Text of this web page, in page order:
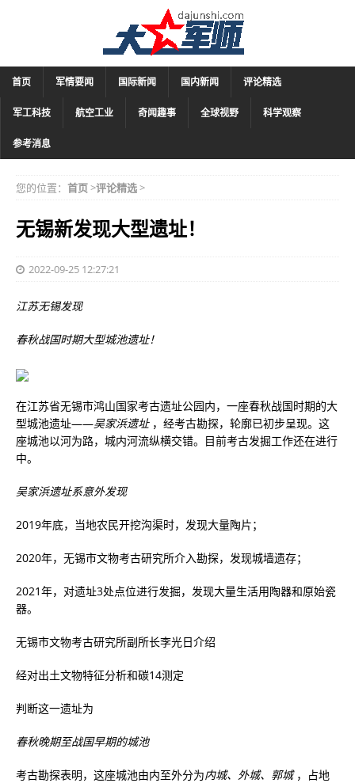
首页 军情要闻 国际新闻 国内新闻 评论精选
军工科技 航空工业 奇闻趣事 全球视野 科学观察
参考消息
您的位置： 首页>评论精选>
无锡新发现大型遗址！
2022-09-25 12:27:21
江苏无锡发现
春秋战国时期大型城池遗址！
在江苏省无锡市鸿山国家考古遗址公园内，一座春秋战国时期的大
型城池遗址——吴家浜遗址，经考古勘探，轮廓已初步呈现。这
座城池以河为路，城内河流纵横交错。目前考古发掘工作还在进行
中。
吴家浜遗址系意外发现
2019年底，当地农民开挖沟渠时，发现大量陶片；
2020年，无锡市文物考古研究所介入勘探，发现城墙遗存；
2021年，对遗址3处点位进行发掘，发现大量生活用陶器和原始瓷
器。
无锡市文物考古研究所副所长李光日介绍
经对出土文物特征分析和碳14测定
判断这一遗址为
春秋晚期至战国早期的城池
考古勘探表明，这座城池由内至外分为内城、外城、郭城，占地